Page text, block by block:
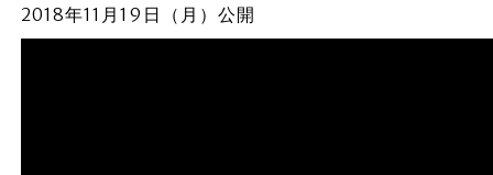
2018年11月19日（月）公開